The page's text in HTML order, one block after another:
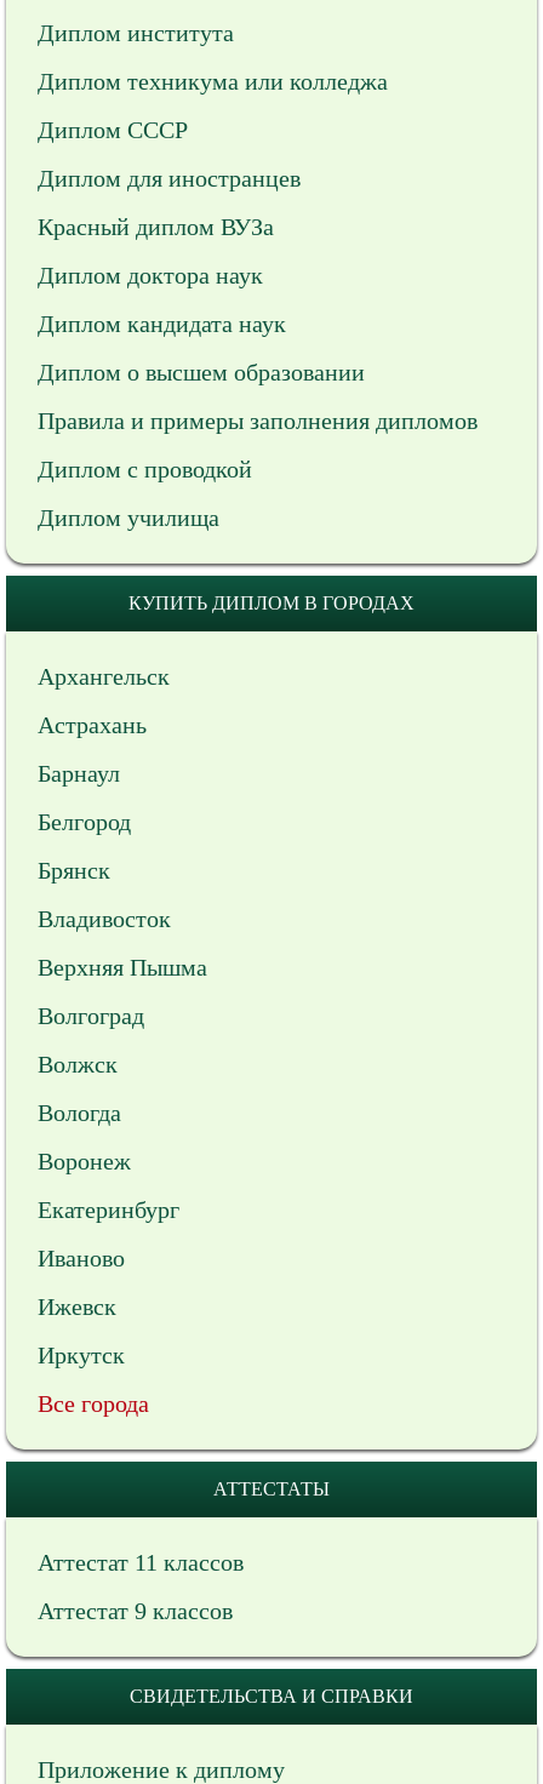
Диплом института
Диплом техникума или колледжа
Диплом СССР
Диплом для иностранцев
Красный диплом ВУЗа
Диплом доктора наук
Диплом кандидата наук
Диплом о высшем образовании
Правила и примеры заполнения дипломов
Диплом с проводкой
Диплом училища
КУПИТЬ ДИПЛОМ В ГОРОДАХ
Архангельск
Астрахань
Барнаул
Белгород
Брянск
Владивосток
Верхняя Пышма
Волгоград
Волжск
Вологда
Воронеж
Екатеринбург
Иваново
Ижевск
Иркутск
Все города
АТТЕСТАТЫ
Аттестат 11 классов
Аттестат 9 классов
СВИДЕТЕЛЬСТВА И СПРАВКИ
Приложение к диплому